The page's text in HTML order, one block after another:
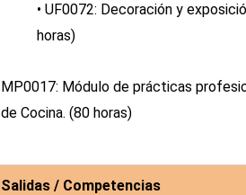
• UF0072: Decoración y
horas)
MP0017: Módulo de prácticas
de Cocina. (80 horas)
Salidas / Competencias